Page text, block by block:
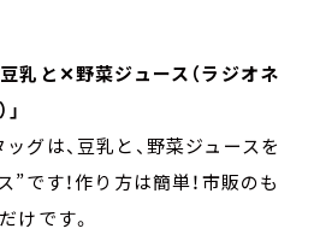
乳と✕野菜ジュース（ラジオネ
グは、豆乳と、野菜ジュースを
です！作り方は簡単！市販のも
けです。